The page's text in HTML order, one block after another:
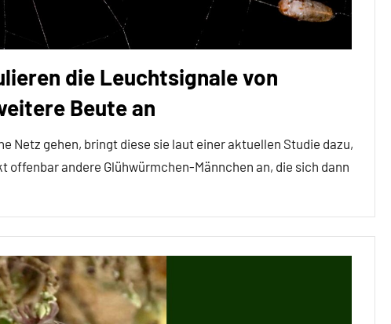
die Leuchtsignale von
Beute an
Netz gehen, bringt diese sie laut einer aktuellen Studie dazu,
andere Glühwürmchen-Männchen an, die sich dann